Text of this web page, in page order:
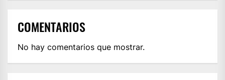
COMENTARIOS
No hay comentarios que mostrar.